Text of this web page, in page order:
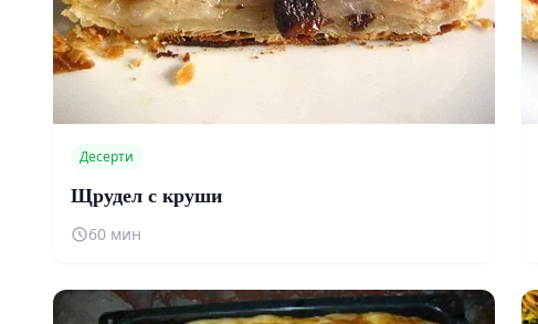
Десерти
Щрудел с круши
60 мин